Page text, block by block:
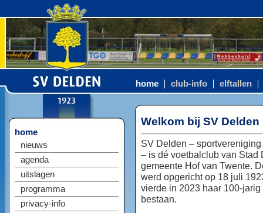
home club-info elftallen
home
nieuws
agenda
uitslagen
programma
privacy-info
Welkom bij SV Delden
SV Delden –
– is dé voetbalclub van Stad
gemeente Hof van Twente.
werd opgericht op 18 juli
vierde in 2023 haar 100-jarig
bestaan.